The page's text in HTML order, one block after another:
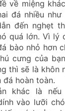
về miệng
đá nhiều
đến nghẹt
quá lớn. Vì lý
bào nhỏ hơn
cưng của
thì sẽ là khôn
đá hoàn toàn.
khác là
vào lưỡi